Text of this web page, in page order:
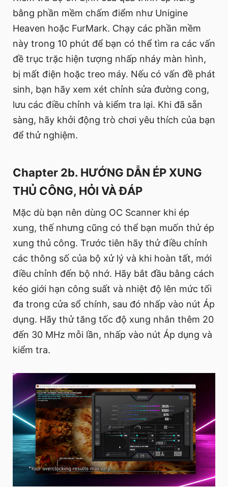
bằng phần mềm chấm điểm như Unigine
Heaven hoặc FurMark. Chạy các phần mềm
này trong 10 phút để bạn có thể tìm ra các vấn
đề trục trặc hiện tượng nhấp nháy màn hình,
bị mất điện hoặc treo máy. Nếu có vấn đề phát
sinh, bạn hãy xem xét chỉnh sửa đường cong,
lưu các điều chỉnh và kiểm tra lại. Khi đã sẵn
sàng, hãy khởi động trò chơi yêu thích của bạn
để thử nghiệm.
Chapter 2b. HƯỚNG DẪN ÉP XUNG
THỦ CÔNG, HỎI VÀ ĐÁP
Mặc dù bạn nên dùng OC Scanner khi ép
xung, thế nhưng cũng có thể bạn muốn thử ép
xung thủ công. Trước tiên hãy thử điều chỉnh
các thông số của bộ xử lý và khi hoàn tất, mới
điều chỉnh đến bộ nhớ. Hãy bắt đầu bằng cách
kéo giới hạn công suất và nhiệt độ lên mức tối
đa trong cửa sổ chính, sau đó nhấp vào nút Áp
dụng. Hãy thử tăng tốc độ xung nhân thêm 20
đến 30 MHz mỗi lần, nhấp vào nút Áp dụng và
kiểm tra.